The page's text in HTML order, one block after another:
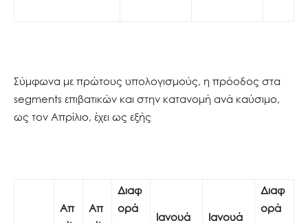
Σύμφωνα με πρώτους υπολογισμούς, η πρόοδος στα
segments επιβατικών και στην κατανομή ανά καύσιμο,
ως τον Απρίλιο, έχει ως εξής
Απ
Απ
Διαφ
ορά
Ιανουά Ιανουά
Διαφ
ορά